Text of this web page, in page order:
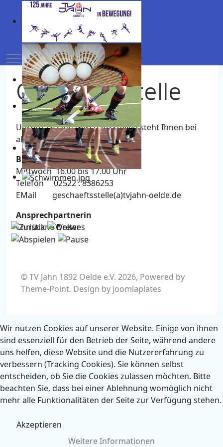
Mobile Menu Toggle
Geschäftsstelle
Unsere TV Jahn Geschäftsstellen steht Ihnen bei
allen Fragen gern zur Verfügung.
Bürozeiten
Mittwoch 16.00 bis 17.00 Uhr
Telefon 02522 . 8386253
EMail geschaeftsstelle(a)tvjahn-oelde.de
Ansprechpartnerin
Christiane Drewes
© TV Jahn 1892 Oelde e.V. 2026, Powered by
Theme-Point. Design by joomlaplates
Wir nutzen Cookies auf unserer Website. Einige von ihnen
sind essenziell für den Betrieb der Seite, während andere
uns helfen, diese Website und die Nutzererfahrung zu
verbessern (Tracking Cookies). Sie können selbst
entscheiden, ob Sie die Cookies zulassen möchten. Bitte
beachten Sie, dass bei einer Ablehnung womöglich nicht
mehr alle Funktionalitäten der Seite zur Verfügung stehen.
Akzeptieren
Weitere Informationen